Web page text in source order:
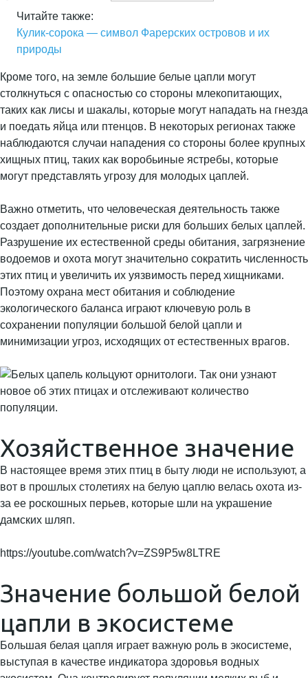
Читайте также:
Кулик-сорока — символ Фарерских островов и их
природы
Кроме того, на земле большие белые цапли могут
столкнуться с опасностью со стороны млекопитающих,
таких как лисы и шакалы, которые могут нападать на гнезда
и поедать яйца или птенцов. В некоторых регионах также
наблюдаются случаи нападения со стороны более крупных
хищных птиц, таких как воробьиные ястребы, которые
могут представлять угрозу для молодых цаплей.
Важно отметить, что человеческая деятельность также
создает дополнительные риски для больших белых цаплей.
Разрушение их естественной среды обитания, загрязнение
водоемов и охота могут значительно сократить численность
этих птиц и увеличить их уязвимость перед хищниками.
Поэтому охрана мест обитания и соблюдение
экологического баланса играют ключевую роль в
сохранении популяции большой белой цапли и
минимизации угроз, исходящих от естественных врагов.
Хозяйственное значение
В настоящее время этих птиц в быту люди не используют, а
вот в прошлых столетиях на белую цаплю велась охота из-
за ее роскошных перьев, которые шли на украшение
дамских шляп.
https://youtube.com/watch?v=ZS9P5w8LTRE
Значение большой белой
цапли в экосистеме
Большая белая цапля играет важную роль в экосистеме,
выступая в качестве индикатора здоровья водных